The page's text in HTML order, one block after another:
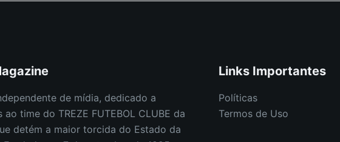
de mídia, dedicado a
time do TREZE FUTEBOL CLUBE da
detém a maior torcida do Estado da
Links Importantes
Políticas
Termos de Uso